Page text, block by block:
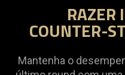
RAZER
COUNTER-
Mantenha o